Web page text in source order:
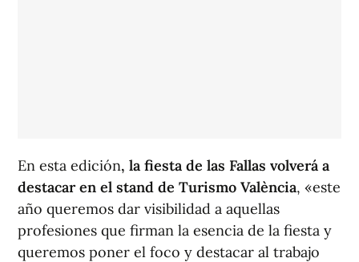
En esta edición, la fiesta de las Fallas volverá a
destacar en el stand de Turismo València, «este
año queremos dar visibilidad a aquellas
profesiones que firman la esencia de la fiesta y
queremos poner el foco y destacar al trabajo